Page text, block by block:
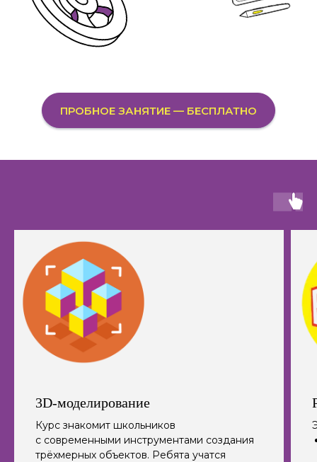
ПРОБНОЕ ЗАНЯТИЕ — БЕСПЛАТНО
3D-моделирование
Курс знакомит школьников
с современными инструментами создания
трёхмерных объектов. Ребята учатся